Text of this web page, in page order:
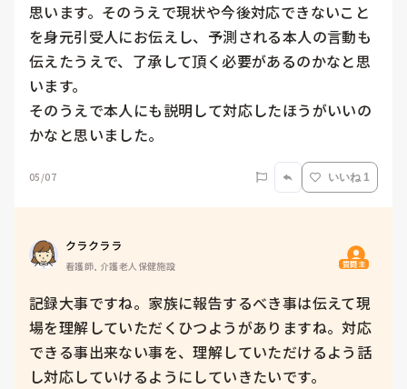
思います。そのうえで現状や今後対応できないこと
を身元引受人にお伝えし、予測される本人の言動も
伝えたうえで、了承して頂く必要があるのかなと思
います。
そのうえで本人にも説明して対応したほうがいいの
かなと思いました。
05/07 いいね 1
クラクララ
看護師, 介護老人保健施設 質問主
記録大事ですね。家族に報告するべき事は伝えて現
場を理解していただくひつようがありますね。対応
できる事出来ない事を、理解していただけるよう話
し対応していけるようにしていきたいです。